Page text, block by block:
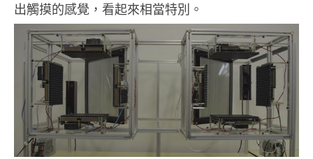
出觸摸的感覺，看起來相當特別。